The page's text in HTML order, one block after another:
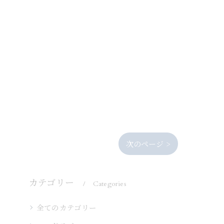
次のページ >
カテゴリー Categories
全てのカテゴリー